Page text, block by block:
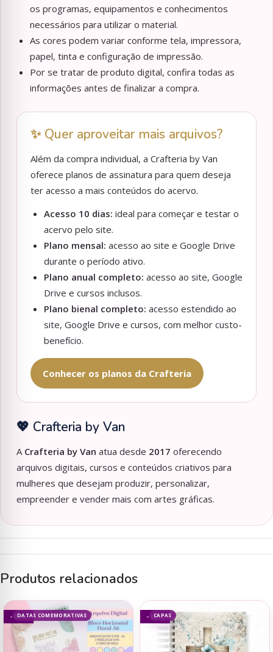
os programas, equipamentos e conhecimentos
necessários para utilizar o material.
As cores podem variar conforme tela, impressora,
papel, tinta e configuração de impressão.
Por se tratar de produto digital, confira todas as
informações antes de finalizar a compra.
✨ Quer aproveitar mais arquivos?
Além da compra individual, a Crafteria by Van
oferece planos de assinatura para quem deseja
ter acesso a mais conteúdos do acervo.
Acesso 10 dias: ideal para começar e testar o
acervo pelo site.
Plano mensal: acesso ao site e Google Drive
durante o período ativo.
Plano anual completo: acesso ao site, Google
Drive e cursos inclusos.
Plano bienal completo: acesso estendido ao
site, Google Drive e cursos, com melhor custo-
benefício.
Conhecer os planos da Crafteria
💖 Crafteria by Van
A Crafteria by Van atua desde 2017 oferecendo
arquivos digitais, cursos e conteúdos criativos para
mulheres que desejam produzir, personalizar,
empreender e vender mais com artes gráficas.
Produtos relacionados
DATAS COMEMORATIVAS
- 87% CAPAS
- 69%